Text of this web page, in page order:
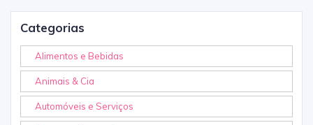
Categorias
Alimentos e Bebidas
Animais & Cia
Automóveis e Serviços